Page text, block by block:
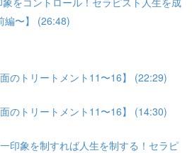
編〜】 (26:48)
のトリートメント11〜16】 (22:29)
のトリートメント11〜16】 (14:30)
印象を制すれば人生を制する！セラピ